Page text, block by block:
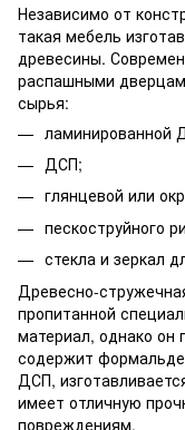
Независимо от
такая мебель
древесины.
распашными
сырья:
ламинированной
ДСП;
глянцевой или
пескоструйного
стекла и зеркал
Древесно-
пропитанной
материал, однако он
содержит
ДСП,
имеет отличную
повреждениям.